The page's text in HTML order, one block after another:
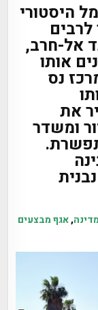
היסטורי
אל-חרב,
אותו
נס
את
ומשדר
,אגף מבצעים